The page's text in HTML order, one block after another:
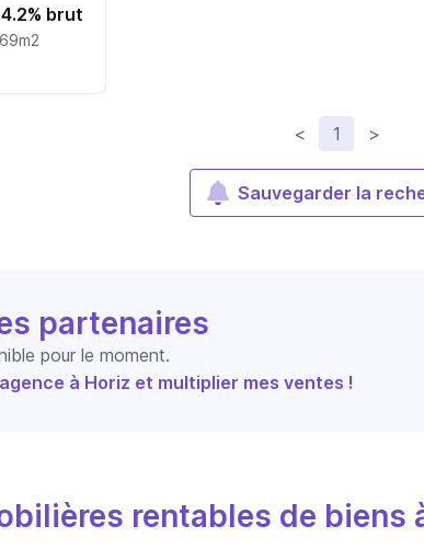
4.2% brut
< 1 >
Sauvegarder la
partenaires
pour le moment.
à Horiz et multiplier mes ventes !
rentables de biens